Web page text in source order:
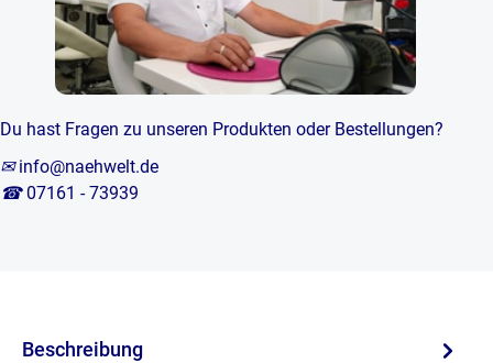
Du hast Fragen zu unseren Produkten oder Bestellungen?
✉ info@naehwelt.de
☎ 07161 - 73939
Beschreibung